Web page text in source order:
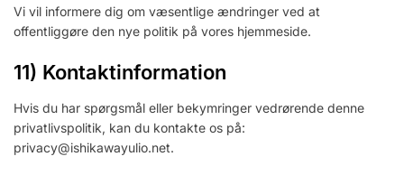
Vi vil informere dig om væsentlige ændringer ved at
offentliggøre den nye politik på vores hjemmeside.
11) Kontaktinformation
Hvis du har spørgsmål eller bekymringer vedrørende denne
privatlivspolitik, kan du kontakte os på:
privacy@ishikawayulio.net.